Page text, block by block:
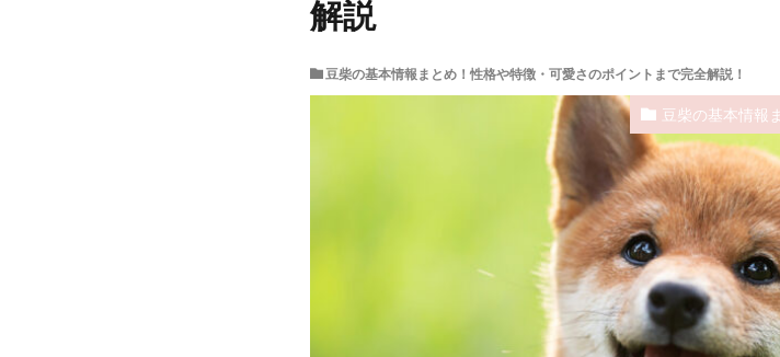
解説
豆柴の基本情報まとめ！性格や特徴・可愛さのポイントまで完全解説！
豆柴の基本情報